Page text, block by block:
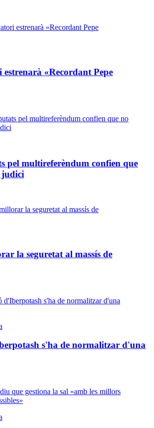
«Recordant Pepe
pel multireferèndum confien que
judici
la seguretat al massís de
s'ha de normalitzar d'una